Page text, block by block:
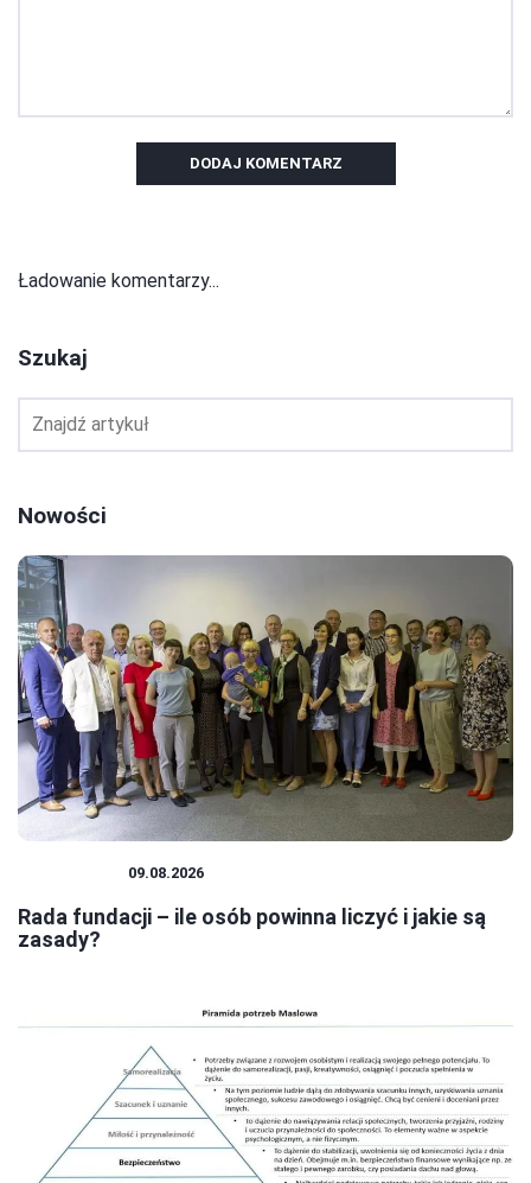
DODAJ KOMENTARZ
Ładowanie komentarzy...
Szukaj
Nowości
09.08.2026
Rada fundacji – ile osób powinna liczyć i jakie są
zasady?